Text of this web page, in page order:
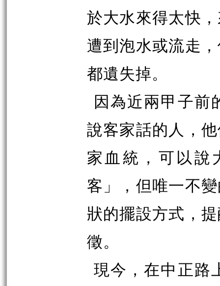
於大水來得太快
遭到泡水或流走
都遺失掉。
因為近兩甲子前
說客家話的人，
家血統，可以說
客」，但唯一不
狀的擺設方式，
徵。
現今，在中正路